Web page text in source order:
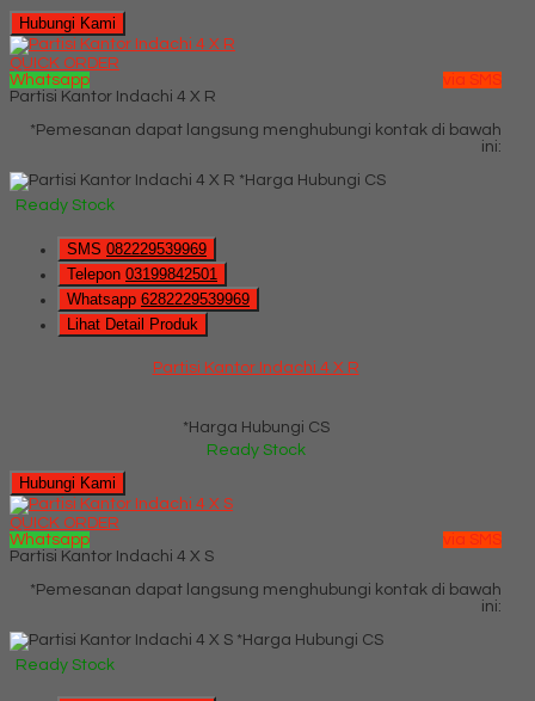
Hubungi Kami
QUICK ORDER
Whatsapp
via SMS
Partisi Kantor Indachi 4 X R
*Pemesanan dapat langsung menghubungi kontak di bawah
ini:
*Harga Hubungi CS
Ready Stock
SMS 082229539969
Telepon 03199842501
Whatsapp 6282229539969
Lihat Detail Produk
Partisi Kantor Indachi 4 X R
*Harga Hubungi CS
Ready Stock
Hubungi Kami
QUICK ORDER
Whatsapp
via SMS
Partisi Kantor Indachi 4 X S
*Pemesanan dapat langsung menghubungi kontak di bawah
ini:
*Harga Hubungi CS
Ready Stock